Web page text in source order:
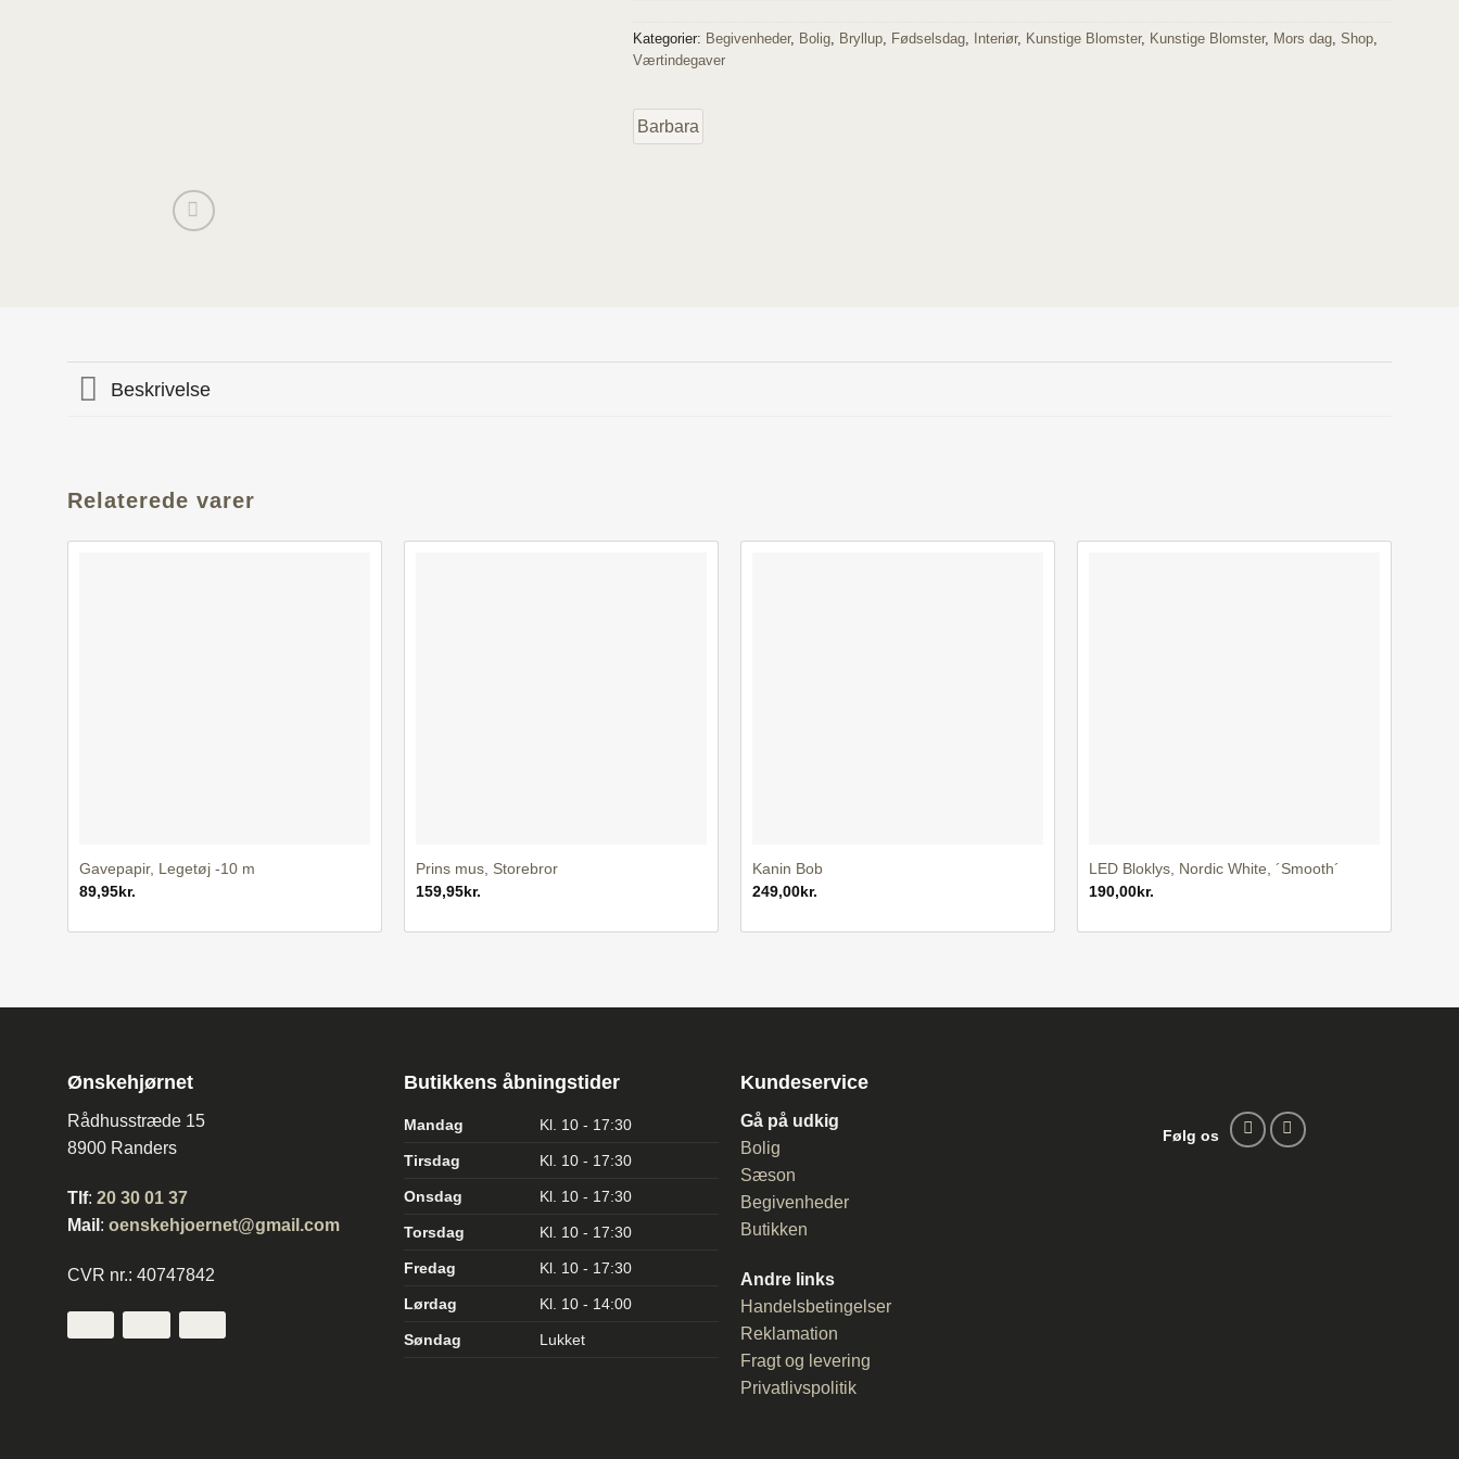
Kategorier: Begivenheder, Bolig, Bryllup, Fødselsdag, Interiør, Kunstige Blomster, Kunstige Blomster, Mors dag, Shop,
Værtindegaver
Barbara
Beskrivelse
Relaterede varer
Gavepapir, Legetøj -10 m
89,95kr.
Prins mus, Storebror
159,95kr.
Kanin Bob
249,00kr.
LED Bloklys, Nordic White, ´Smooth´
190,00kr.
Ønskehjørnet
Rådhusstræde 15
8900 Randers
Tlf: 20 30 01 37
Mail : oenskehjoernet@gmail.com
CVR nr.: 40747842
Butikkens åbningstider
Mandag Kl. 10 - 17:30
Tirsdag Kl. 10 - 17:30
Onsdag Kl. 10 - 17:30
Torsdag Kl. 10 - 17:30
Fredag Kl. 10 - 17:30
Lørdag Kl. 10 - 14:00
Søndag Lukket
Kundeservice
Gå på udkig
Bolig
Sæson
Begivenheder
Butikken
Andre links
Handelsbetingelser
Reklamation
Fragt og levering
Privatlivspolitik
Følg os